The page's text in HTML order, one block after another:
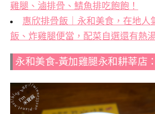
雞腿、滷排骨、鯖魚排吃飽飽！
惠欣排骨飯｜永和美食，在地人
飯、炸雞腿便當，配菜自選還有熱
永和美食-黃加雞腿永和耕莘店